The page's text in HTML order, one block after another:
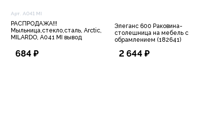
Арт. A041 MI
РАСПРОДАЖА!!!
Мыльница,стекло,сталь, Arctic,
MILARDO, A041 MI вывод
684 ₽
Элеганс 600 Раковина-
столешница на мебель с
обрамлением (182641)
2 644 ₽